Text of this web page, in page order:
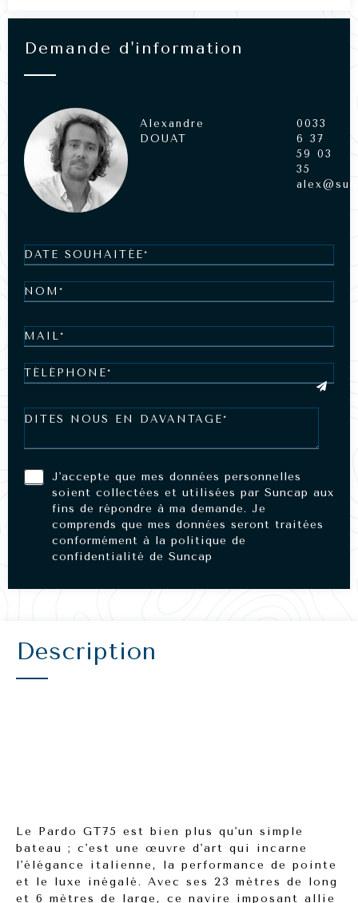
Demande d'information
Alexandre
DOUAT
0033
6 37
59 03
35
J'accepte que mes données personnelles
soient collectées et utilisées par Suncap aux
fins de répondre à ma demande. Je
comprends que mes données seront traitées
conformément à la politique de
confidentialité de Suncap
Description
Le Pardo GT75 est bien plus qu'un simple
bateau ; c'est une œuvre d'art qui incarne
l'élégance italienne, la performance de pointe
et le luxe inégalé. Avec ses 23 mètres de long
et 6 mètres de large, ce navire imposant allie